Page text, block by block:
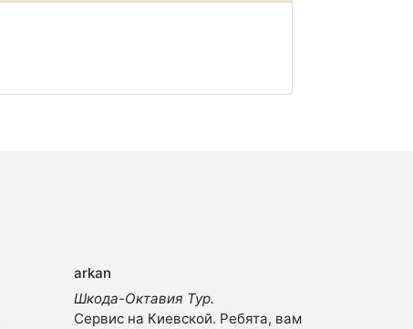
arkan
Шкода-Октавия Тур.
Сервис на Киевской. Ребята, вам